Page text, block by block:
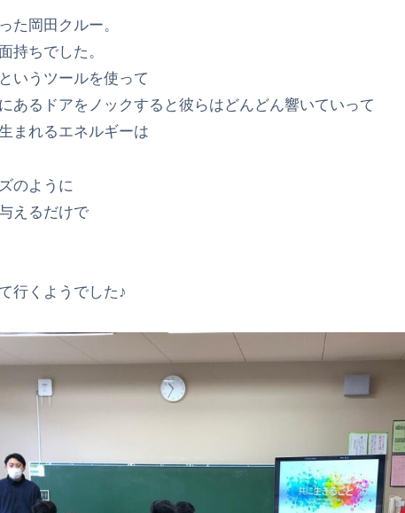
た岡田クルー。
持ちでした。
いうツールを使って
あるドアをノックすると彼らはどんどん響いていって
まれるエネルギーは
のように
えるだけで
行くようでした♪